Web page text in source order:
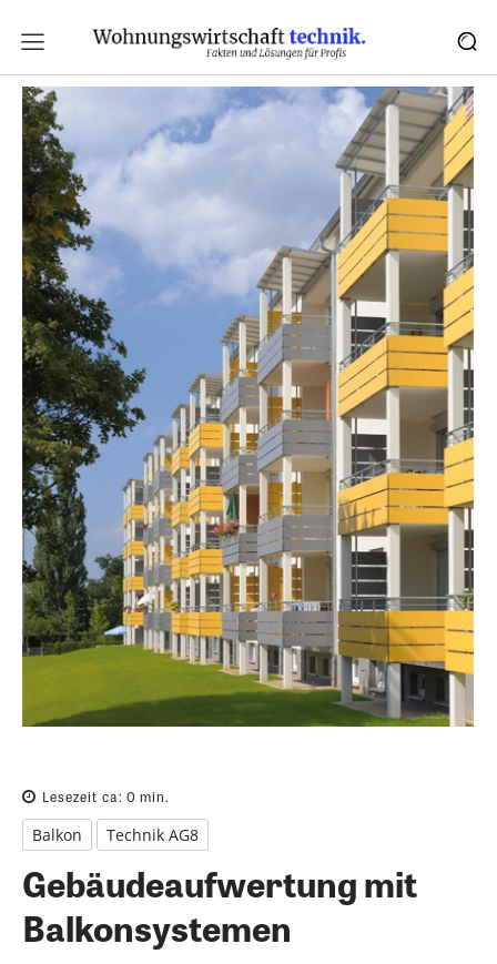
Lesezeit ca: 0 min.
Balkon Technik AG8
Gebäudeaufwertung mit
Balkonsystemen